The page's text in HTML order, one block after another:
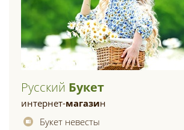
Русский Букет
интернет-магазин
Букет невесты